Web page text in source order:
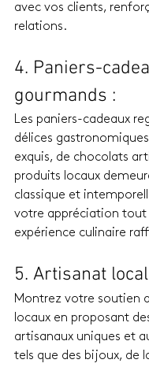
avec vos clients,
relations.
4. Paniers-
gourmands :
Les paniers-cadeaux
délices
exquis, de chocolats
produits locaux
classique et
votre appréciation tout
expérience culinaire
5. Artisanat
Montrez votre soutien
locaux en proposant
artisanaux uniques et
tels que des bijoux, de